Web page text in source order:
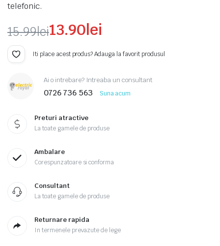
telefonic.
15.99lei
Prețul
inițial
a
15.99lei.
13.90lei
Prețul
curent
este:
Iti place acest produs? Adauga la favorit produsul
Ai o intrebare? Intreaba un consultant
0726 736 563 Suna acum
Preturi atractive
La toate gamele de produse
Ambalare
Corespunzatoare si conforma
Consultant
La toate gamele de produse
Returnare rapida
In termenele prevazute de lege